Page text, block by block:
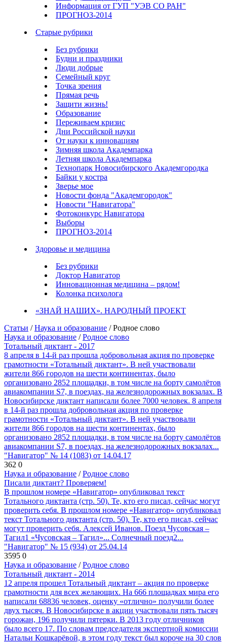
Информация от ГУП "УЭВ СО РАН"
ПРОГНОЗ-2014
Старые рубрики
Без рубрики
Будни и праздники
Люди добрые
Семейный круг
Точка зрения
Прямая речь
Защити жизнь!
Образование
Переживаем кризис
Дни Российской науки
От науки к инновациям
Зимняя школа Академпарка
Летняя школа Академпарка
Технопарк Новосибирского Академгородка
Байки у костра
Зверье мое
Новости фонда "Академгородок"
Новости "Навигатора"
Фотоконкурс Навигатора
Выборы
ПРОГНОЗ-2014
Здоровье и медицина
Без рубрики
Доктор Навигатор
Инновационная медицина – рядом!
Колонка психолога
«ЗНАЙ НАШИХ». НАРОДНЫЙ ПРОЕКТ
Статьи /Наука и образование / Родное слово
Наука и образование /Родное слово
Тотальный диктант - 2017
8 апреля в 14-й раз прошла добровольная акция по проверке
грамотности «Тотальный диктант». В ней участвовали
жители 866 городов на шести континентах, было
организовано 2852 площадки, в том числе на борту самолётов
авиакомпании S7, в поездах, на железнодорожных вокзалах. В
Новосибирске диктант написали более 7000 человек. 8 апреля
в 14-й раз прошла добровольная акция по проверке
грамотности «Тотальный диктант». В ней участвовали
жители 866 городов на шести континентах, было
организовано 2852 площадки, в том числе на борту самолётов
авиакомпании S7, в поездах, на железнодорожных вокзалах...
"Навигатор" № 14 (1083) от 14.04.17
362 0
Наука и образование /Родное слово
Писали диктант? Проверяем!
В прошлом номере «Навигатор» опубликовал текст
Тотального диктанта (стр. 50). Те, кто его писал, сейчас могут
проверить себя. В прошлом номере «Навигатор» опубликовал
текст Тотального диктанта (стр. 50). Те, кто его писал, сейчас
могут проверить себя. Алексей Иванов. Поезд Чусовская –
Тагил1 «Чусовская – Тагил»... Солнечный поезд2...
"Навигатор" № 15 (934) от 25.04.14
3595 0
Наука и образование /Родное слово
Тотальный диктант - 2014
12 апреля прошел Тотальный диктант – акция по проверке
грамотности для всех желающих. На 666 площадках мира его
написали 68836 человек, оценку «отлично» получили более
двух тысяч. В Новосибирске в акции участвовали пять тысяч
горожан, 196 получили пятерки. В 2013 году отличников
было всего 17. По словам председателя экспертной комиссии
Натальи Кошкарёвой, в этом году текст был короче на 30 слов